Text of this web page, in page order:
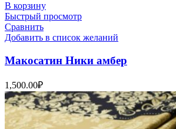
В корзину
Быстрый просмотр
Сравнить
Добавить в список желаний
Макосатин Ники амбер
1,500.00₽